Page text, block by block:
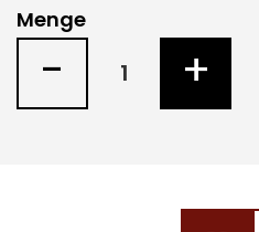
Menge
- +